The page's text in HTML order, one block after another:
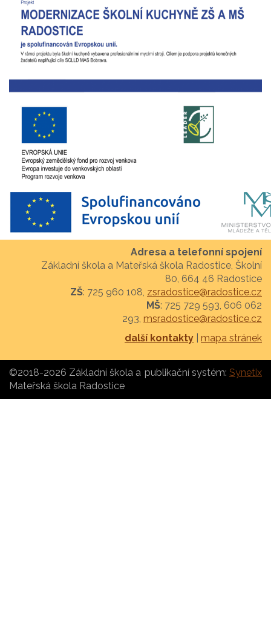
Adresa a telefonní spojení
Základní škola a Mateřská škola Radostice, Školní
80, 664 46 Radostice
ZŠ: 725 960 108, zsradostice@radostice.cz
MŠ: 725 729 593, 606 062
293, msradostice@radostice.cz
další kontakty
mapa stránek
publikační systém: Synetix
©2018-2026 Základní škola a
Mateřská škola Radostice